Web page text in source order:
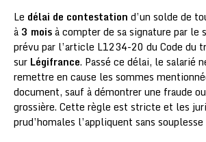
Le délai de contestation d’un solde de
à 3 moisà compter de sa signature par le
prévu par l’article L1234-20 du Code du
sur Légifrance. Passé ce délai, le salarié
remettre en cause les sommes
document, sauf à démontrer une fraude
grossière. Cette règle est stricte et les
prud’homales l’appliquent sans